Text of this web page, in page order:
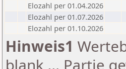
Elozahl per 01.04.2026
Elozahl per 01.07.2026
Elozahl per 01.10.2026
Hinweis1
blank ... Partie